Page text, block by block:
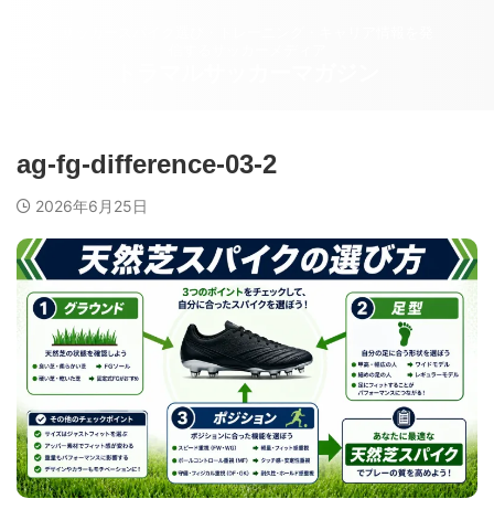
ag-fg-difference-03-2
2026年6月25日